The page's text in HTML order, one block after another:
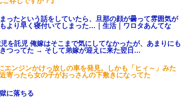
ったという話をしていたら、旦那の顔が曇って雰囲気が
より早く寝付いてしまった…｜生活｜ワロタあんてな
を託児 俺嫁はそこまで気にしてなかったが、あまりにも
つってた → そして弟嫁が迎えに来た翌日…
エンジンかけっ放しの車を発見。しかも「ヒィ～」みた
寄ったら女の子がおっさんの下敷きになってた
に落ちる